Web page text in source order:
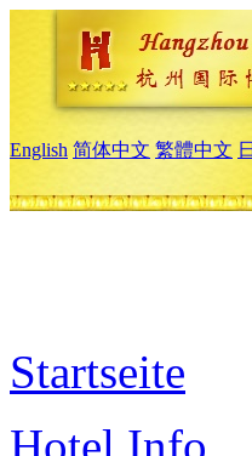
English 简体中文 繁體中文
Startseite